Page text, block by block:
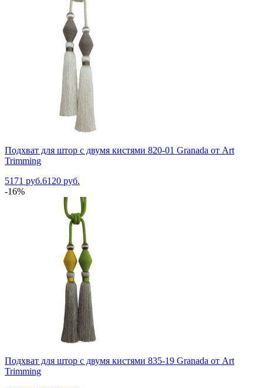
Подхват для штор с двумя кистями 820-01 Granada от Art
Trimming
5171 руб.6120 руб.
-16%
Подхват для штор с двумя кистями 835-19 Granada от Art
Trimming